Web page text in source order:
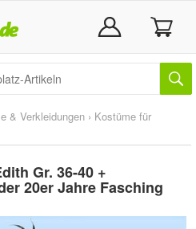
& Verkleidungen › Kostüme für
Gr. 36-40 +
20er Jahre Fasching